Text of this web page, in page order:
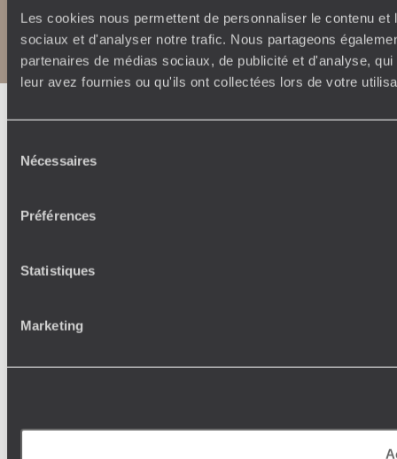
Les cookies nous permettent de personnaliser le contenu
sociaux et d'analyser notre trafic. Nous partageons
partenaires de médias sociaux, de publicité et d'analyse,
leur avez fournies ou qu'ils ont collectées lors de votre
Nécessaires
Préférences
Statistiques
Marketing
CopyrightsPlan du site
Politique de confidentialité et de Cookies
Notice légale et CGU